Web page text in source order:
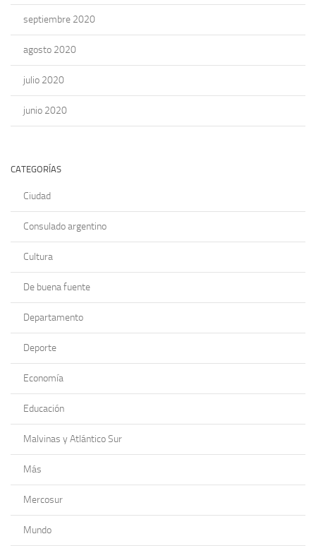
septiembre 2020
agosto 2020
julio 2020
junio 2020
CATEGORÍAS
Ciudad
Consulado argentino
Cultura
De buena fuente
Departamento
Deporte
Economía
Educación
Malvinas y Atlántico Sur
Más
Mercosur
Mundo